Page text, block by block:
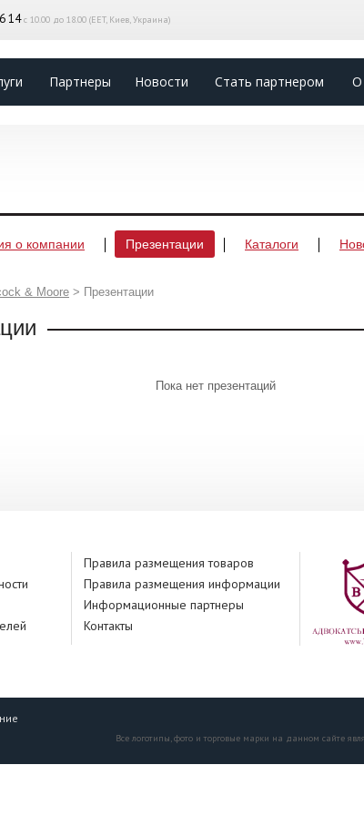
14с 10.00 до 18.00 (EET, Киев, Украина)
Партнеры Новости Стать партнером О
о компании Презентации Каталоги
& Moore > Презентации
Пока нет презентаций
Правила размещения товаров
Правила размещения информации
Информационные партнеры
Контакты
Все логотипы, фото и торговые марки на данном сайте